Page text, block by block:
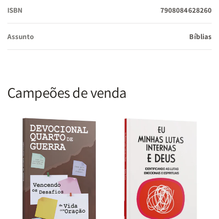
falas divinas.
garante um volume flexível e de fácil abertura, excelente para
o uso em células, grupos de estudo ou devocionais individuais.
Especificações Técnicas:
Tradução:Nova Versão Almeida (NVA)
ISBN 7908084628260
Assunto Bíblias
Campeões de venda